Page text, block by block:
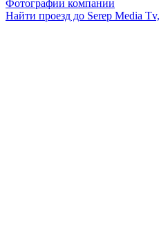
Фотографии компании
Найти проезд до Serep Media